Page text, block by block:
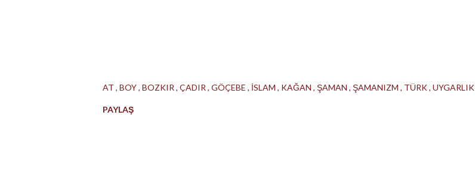
AT BOY BOZKIR ÇADIR GÖÇEBE İSLAM KAĞAN ŞAMAN ŞAMANIZM TÜRK UYGARLIK
PAYLAŞ